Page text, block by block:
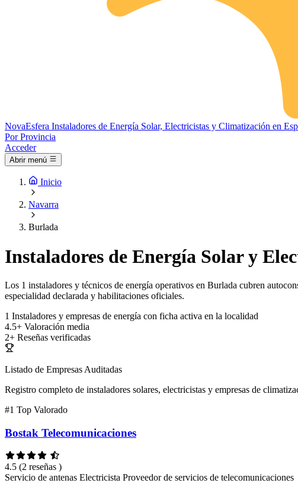
NovaEsfera Instaladores de Energía Solar, Electricistas y Climatización en
Por Provincia
Acceder
Abrir menú
Inicio
Navarra
Burlada
Instaladores de Energía Solar y
Los 1 instaladores y técnicos de energía operativos en Burlada cubren
especialidad declarada y habilitaciones oficiales.
1 Instaladores y empresas de energía con ficha activa en la localidad
4.5+ Valoración media
2+ Reseñas verificadas
Listado de Empresas Auditadas
Registro completo de instaladores solares, electricistas y empresas de
#1 Top Valorado
Bostak Telecomunicaciones
4.5 (2 reseñas )
Servicio de antenas Electricista Proveedor de servicios de telecomunicaciones